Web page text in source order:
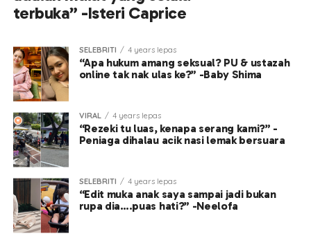
terbuka” -Isteri Caprice
SELEBRITI 4 years lepas
“Apa hukum amang seksual? PU & ustazah
online tak nak ulas ke?” -Baby Shima
VIRAL 4 years lepas
“Rezeki tu luas, kenapa serang kami?” -
Peniaga dihalau acik nasi lemak bersuara
SELEBRITI 4 years lepas
“Edit muka anak saya sampai jadi bukan
rupa dia….puas hati?” -Neelofa